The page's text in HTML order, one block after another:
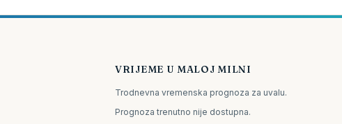
VRIJEME U MALOJ MILNI
Trodnevna vremenska prognoza za uvalu.
Prognoza trenutno nije dostupna.